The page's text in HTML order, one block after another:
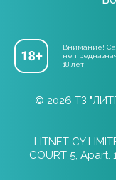
Внимание!
не
18 лет!
© 2026 ТЗ
LITNET CY
COURT 5, Apart.